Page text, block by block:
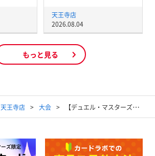
天王寺店
2026.08.04
もっと見る
天王寺店 大会 【デュエル・マスターズ】レジェンドカード解禁祭?勝舞編?